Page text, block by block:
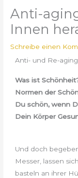
Anti-
Innen
Schreibe einen
Anti- und Re-
Was ist
Normen der
Du schön, wenn
Dein Körper
Und doch
Messer, lassen
basteln an ihrer